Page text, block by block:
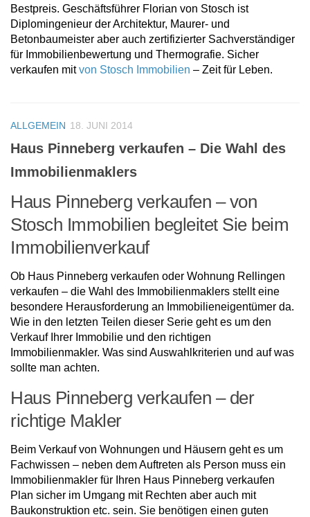
Bestpreis. Geschäftsführer Florian von Stosch ist
Diplomingenieur der Architektur, Maurer- und
Betonbaumeister aber auch zertifizierter Sachverständiger
für Immobilienbewertung und Thermografie. Sicher
verkaufen mitvon Stosch Immobilien – Zeit für Leben.
ALLGEMEIN 18. JUNI 2014
Haus Pinneberg verkaufen – Die Wahl des
Immobilienmaklers
Haus Pinneberg verkaufen – von
Stosch Immobilien begleitet Sie beim
Immobilienverkauf
Ob Haus Pinneberg verkaufen oder Wohnung Rellingen
verkaufen – die Wahl des Immobilienmaklers stellt eine
besondere Herausforderung an Immobilieneigentümer da.
Wie in den letzten Teilen dieser Serie geht es um den
Verkauf Ihrer Immobilie und den richtigen
Immobilienmakler. Was sind Auswahlkriterien und auf was
sollte man achten.
Haus Pinneberg verkaufen – der
richtige Makler
Beim Verkauf von Wohnungen und Häusern geht es um
Fachwissen – neben dem Auftreten als Person muss ein
Immobilienmakler für Ihren Haus Pinneberg verkaufen
Plan sicher im Umgang mit Rechten aber auch mit
Baukonstruktion etc. sein. Sie benötigen einen guten